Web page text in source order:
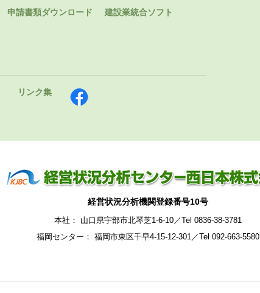
申請書類ダウンロード 建設業統合ソフト
リンク集
経営状況分析機関登録番号10号
本社： 山口県宇部市北琴芝1-6-10／Tel 0836-38-3781
福岡センター： 福岡市東区千早4-15-12-301／Tel 092-663-5580